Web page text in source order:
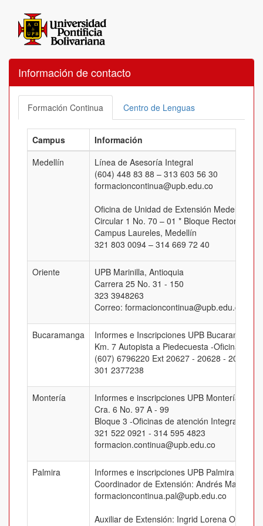
Información de contacto
Formación Continua Centro de Lenguas
Campus
Información
Medellín
Línea de Asesoría Integral
(604) 448 83 88 – 313 603 56 30
formacioncontinua@upb.edu.co
Oficina de Unidad de Extensión Medellín
Circular 1 No. 70 – 01 * Bloque Rectoral, Of.
Campus Laureles, Medellín
321 803 0094 – 314 669 72 40
Oriente
UPB Marinilla, Antioquia
Carrera 25 No. 31 - 150
323 3948263
Correo: formacioncontinua@upb.edu.co
Bucaramanga
Informes e Inscripciones UPB Bucaramanga
Km. 7 Autopista a Piedecuesta -Oficina J-205
(607) 6796220 Ext 20627 - 20628 - 20629 -
301 2377238
Montería
Informes e inscripciones UPB Montería
Cra. 6 No. 97 A - 99
Bloque 3 -Oficinas de atención Integral
321 522 0921 - 314 595 4823
formacion.continua@upb.edu.co
Palmira
Informes e inscripciones UPB Palmira
Coordinador de Extensión: Andrés Mauricio
formacioncontinua.pal@upb.edu.co
Auxiliar de Extensión: Ingrid Lorena Ospina